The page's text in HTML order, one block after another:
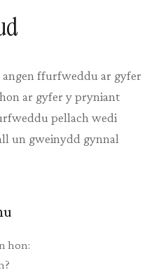
ffurfweddu ar gyfer
ar gyfer y pryniant
pellach wedi
un gweinydd gynnal
hon: